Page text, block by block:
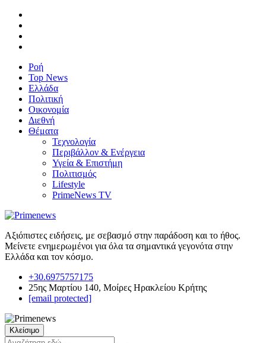
Ροή
Top News
Ελλάδα
Πολιτική
Οικονομία
Διεθνή
Θέματα
Τεχνολογία
Περιβάλλον & Ενέργεια
Υγεία & Επιστήμη
Πολιτισμός
Lifestyle
PrimeNews TV
Αξιόπιστες ειδήσεις, με σεβασμό στην παράδοση και το ήθος.
Μείνετε ενημερωμένοι για όλα τα σημαντικά γεγονότα στην
Ελλάδα και τον κόσμο.
+30.6975757175
25ης Μαρτίου 140, Μοίρες Ηρακλείου Κρήτης
[email protected]
Κλείσιμο